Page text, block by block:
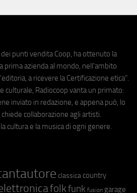
punti vendita Coop, ha ottenuto la
prima azienda al mondo, nell'ambito
a ricevere la Certificazione etica".
culturale, Radiocoop vanta un primato:
inviato in redazione, e appena può, lo
collaborazione agli artisti.
cultura e la musica di ogni genere.
classica country
folkfunk fusion garage